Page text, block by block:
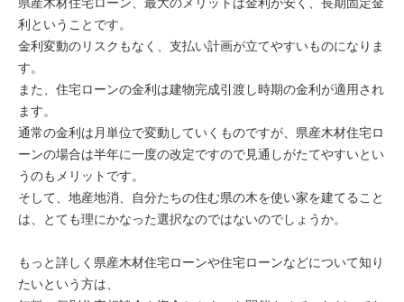
利ということです。
金利変動のリスクもなく、支払い計画が立てやすいものになりま
す。
また、住宅ローンの金利は建物完成引渡し時期の金利が適用され
ます。
通常の金利は月単位で変動していくものですが、県産木材住宅ロ
ーンの場合は半年に一度の改定ですので見通しがたてやすいとい
うのもメリットです。
そして、地産地消、自分たちの住む県の木を使い家を建てること
は、とても理にかなった選択なのではないのでしょうか。
もっと詳しく県産木材住宅ローンや住宅ローンなどについて知り
たいという方は、